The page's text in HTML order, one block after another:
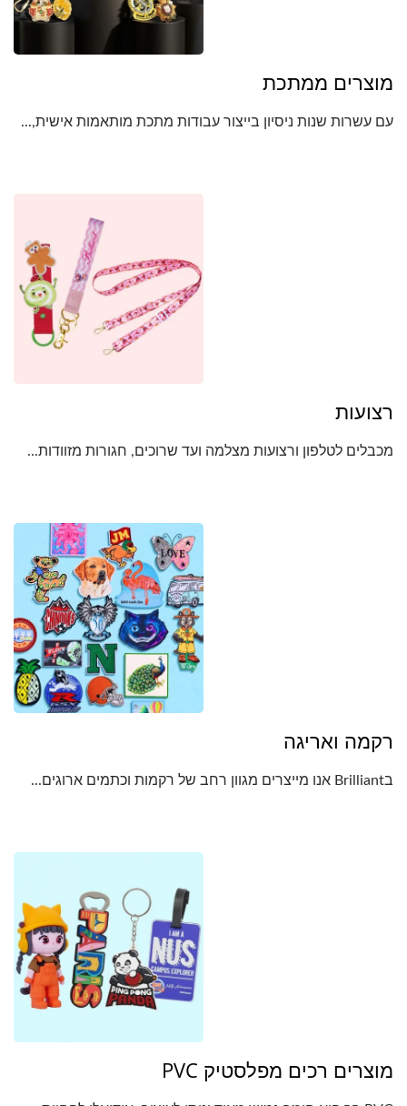
מוצרים ממתכת
עם עשרות שנות ניסיון בייצור עבודות מתכת מותאמות אישית,...
רצועות
מכבלים לטלפון ורצועות מצלמה ועד שרוכים, חגורות מזוודות...
רקמה ואריגה
בBrilliant אנו מייצרים מגוון רחב של רקמות וכתמים ארוגים...
מוצרים רכים מפלסטיק PVC